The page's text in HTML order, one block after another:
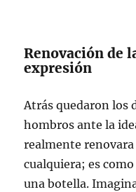
Renovación de
expresión
Atrás quedaron los
hombros ante la
realmente
cualquiera; es
una botella.